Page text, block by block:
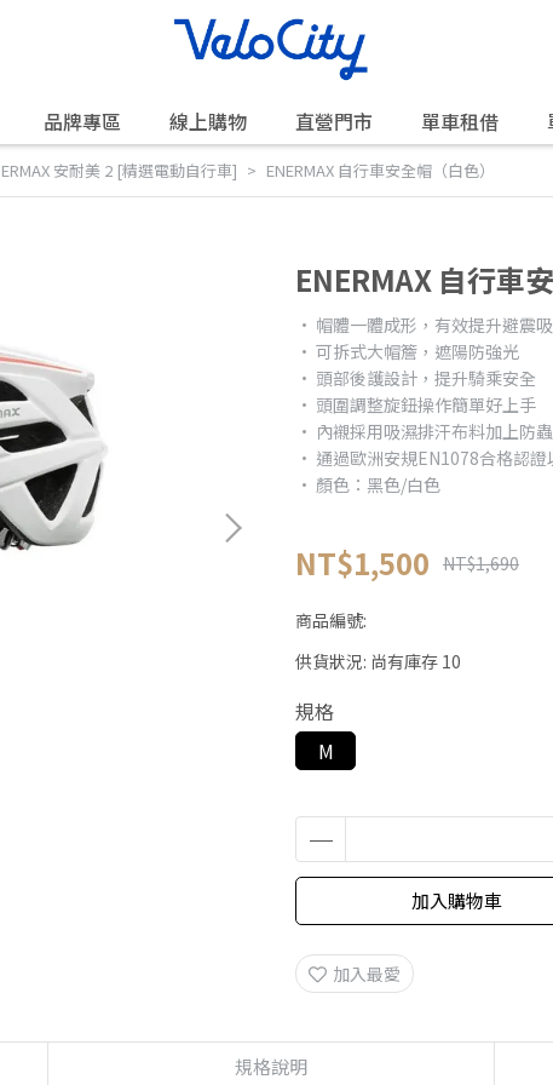
品牌專區 線上購物 直營門市 單車租借
安耐美 2 [精選電動自行車] ENERMAX 自行車安全帽（白色）
ENERMAX 自行車
• 帽體一體成形，有效提升避震
• 可拆式大帽簷，遮陽防強光
• 頭部後護設計，提升騎乘安全
• 頭圍調整旋鈕操作簡單好上手
• 內襯採用吸濕排汗布料加上防
• 通過歐洲安規EN1078合格認證
• 顏色：黑色/白色
NT$1,500 NT$1,690
商品編號:
供貨狀況: 尚有庫存 10
規格
M
加入購物車
加入最愛
規格說明